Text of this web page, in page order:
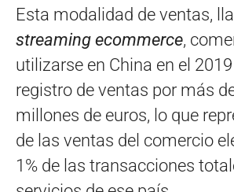
Esta modalidad de ventas,
streaming ecommerce,
utilizarse en China en el
registro de ventas por más
millones de euros, lo que
de las ventas del comercio
1% de las transacciones